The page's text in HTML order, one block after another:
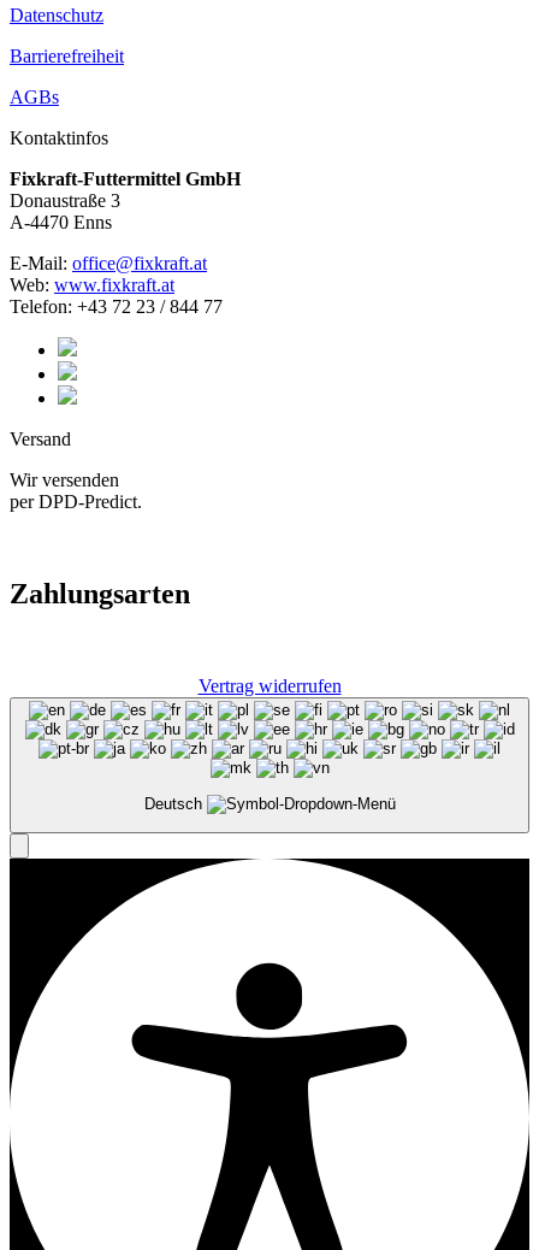
Datenschutz
Barrierefreiheit
AGBs
Kontaktinfos
Fixkraft-Futtermittel GmbH
Donaustraße 3
A-4470 Enns
E-Mail: office@fixkraft.at
Web: www.fixkraft.at
Telefon: +43 72 23 / 844 77
Versand
Wir versenden
per DPD-Predict.
Zahlungsarten
Vertrag widerrufen
Deutsch